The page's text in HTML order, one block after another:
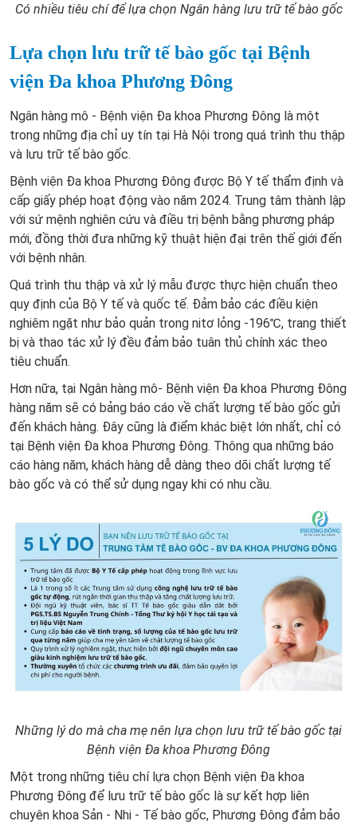
Có nhiều tiêu chí để lựa chọn Ngân hàng lưu trữ tế bào gốc
Lựa chọn lưu trữ tế bào gốc tại Bệnh
viện Đa khoa Phương Đông
Ngân hàng mô - Bệnh viện Đa khoa Phương Đông là một
trong những địa chỉ uy tín tại Hà Nội trong quá trình thu thập
và lưu trữ tế bào gốc.
Bệnh viện Đa khoa Phương Đông được Bộ Y tế thẩm định và
cấp giấy phép hoạt động vào năm 2024. Trung tâm thành lập
với sứ mệnh nghiên cứu và điều trị bệnh bằng phương pháp
mới, đồng thời đưa những kỹ thuật hiện đại trên thế giới đến
với bệnh nhân.
Quá trình thu thập và xử lý mẫu được thực hiện chuẩn theo
quy định của Bộ Y tế và quốc tế. Đảm bảo các điều kiện
nghiêm ngặt như bảo quản trong nitơ lỏng -196℃, trang thiết
bị và thao tác xử lý đều đảm bảo tuân thủ chính xác theo
tiêu chuẩn.
Hơn nữa, tại Ngân hàng mô- Bệnh viện Đa khoa Phương Đông
hàng năm sẽ có bảng báo cáo về chất lượng tế bào gốc gửi
đến khách hàng. Đây cũng là điểm khác biệt lớn nhất, chỉ có
tại Bệnh viện Đa khoa Phương Đông. Thông qua những báo
cáo hàng năm, khách hàng dễ dàng theo dõi chất lượng tế
bào gốc và có thể sử dụng ngay khi có nhu cầu.
Những lý do mà cha mẹ nên lựa chọn lưu trữ tế bào gốc tại
Bệnh viện Đa khoa Phương Đông
Một trong những tiêu chí lựa chọn Bệnh viện Đa khoa
Phương Đông để lưu trữ tế bào gốc là sự kết hợp liên
chuyên khoa Sản - Nhi - Tế bào gốc, Phương Đông đảm bảo